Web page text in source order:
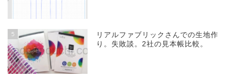
5
リアルファブリックさんでの生地作
り。失敗談。2社の見本帳比較。